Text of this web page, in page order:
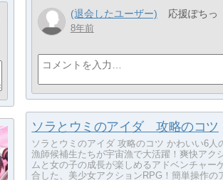
(退会したユーザー) 応援ぽちっ
8年前
ソラとウミのアイダ 攻略のコツ
ソラとウミのアイダ 攻略のコツ かわいい6人
漁師候補生たちが宇宙漁で大活躍！爽快アク
ムと女の子の成長が楽しめるアドベンチャー
合した、美少女アクションRPG！簡単操作の